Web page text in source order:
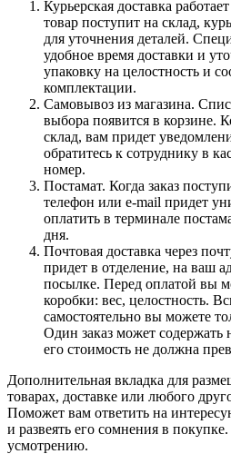
Курьерская доставка
товар поступит на склад,
для уточнения деталей.
удобное время доставки и
упаковку на целостность и
комплектации.
Самовывоз из магазина.
выбора появится в корзине.
склад, вам придет
обратитесь к сотруднику в
номер.
Постамат. Когда заказ
телефон или e-mail придет
оплатить в терминале
дня.
Почтовая доставка через
придет в отделение, на ваш
посылке. Перед оплатой вы
коробки: вес, целостность.
самостоятельно вы можете
Один заказ может содержать
его стоимость не должна
Дополнительная вкладка для
товарах, доставке или любого
Поможет вам ответить на
и развеять его сомнения в
усмотрению.